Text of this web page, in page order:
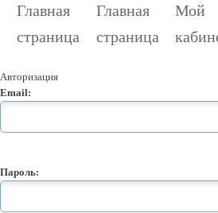
Главная
страница
Главная
страница
Мой
Авторизация
Email:
Пароль: